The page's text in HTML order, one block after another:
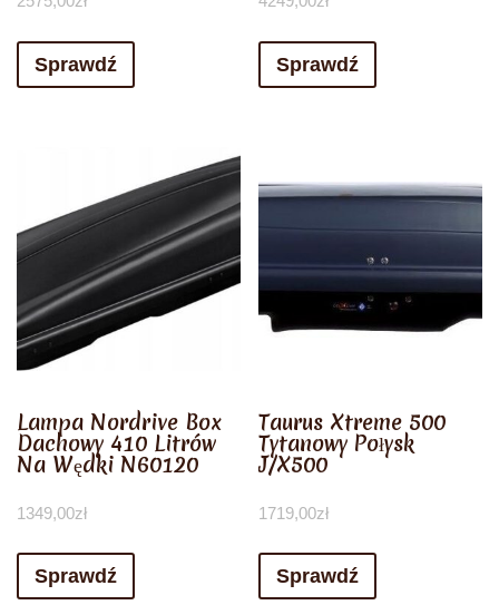
Sprawdź Sprawdź
Lampa Nordrive Box
Dachowy 410 Litrów
Na Wędki N60120
1349,00zł
Sprawdź
Taurus Xtreme 500
Tytanowy Połysk
J/X500
1719,00zł
Sprawdź